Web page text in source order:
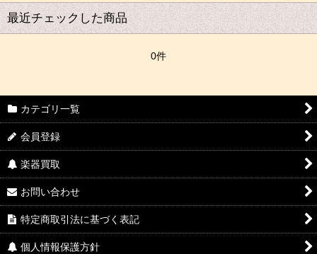
最近チェックした商品
0件
カテゴリ一覧
会員登録
楽器買取
お問い合わせ
特定商取引法に基づく表記
個人情報保護方針